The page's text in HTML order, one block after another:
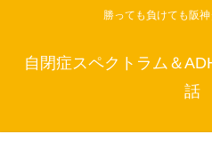
勝っても負けても阪
自閉症スペクトラム＆
話